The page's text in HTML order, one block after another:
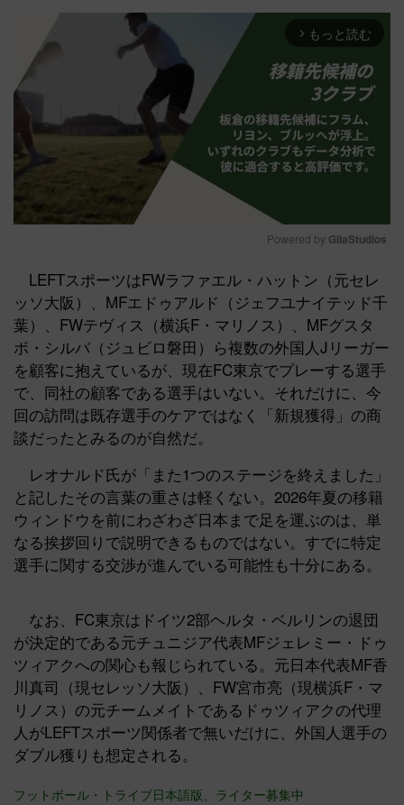
arrow_forward_ios もっと読む
Mute
Powered by GliaStudios
LEFTスポーツはFWラファエル・ハットン（元セレ
ッソ大阪）、MFエドゥアルド（ジェフユナイテッド千
葉）、FWテヴィス（横浜F・マリノス）、MFグスタ
ボ・シルバ（ジュビロ磐田）ら複数の外国人Jリーガー
を顧客に抱えているが、現在FC東京でプレーする選手
で、同社の顧客である選手はいない。それだけに、今
回の訪問は既存選手のケアではなく「新規獲得」の商
談だったとみるのが自然だ。
レオナルド氏が「また1つのステージを終えました」
と記したその言葉の重さは軽くない。2026年夏の移籍
ウィンドウを前にわざわざ日本まで足を運ぶのは、単
なる挨拶回りで説明できるものではない。すでに特定
選手に関する交渉が進んでいる可能性も十分にある。
なお、FC東京はドイツ2部ヘルタ・ベルリンの退団
が決定的である元チュニジア代表MFジェレミー・ドゥ
ツィアクへの関心も報じられている。元日本代表MF香
川真司（現セレッソ大阪）、FW宮市亮（現横浜F・マ
リノス）の元チームメイトであるドゥツィアクの代理
人がLEFTスポーツ関係者で無いだけに、外国人選手の
ダブル獲りも想定される。
フットボール・トライブ日本語版、ライター募集中